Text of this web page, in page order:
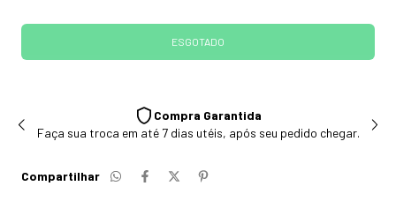
Compra Garantida
Faça sua troca em até 7 dias utéis, após seu pedido chegar.
Compartilhar